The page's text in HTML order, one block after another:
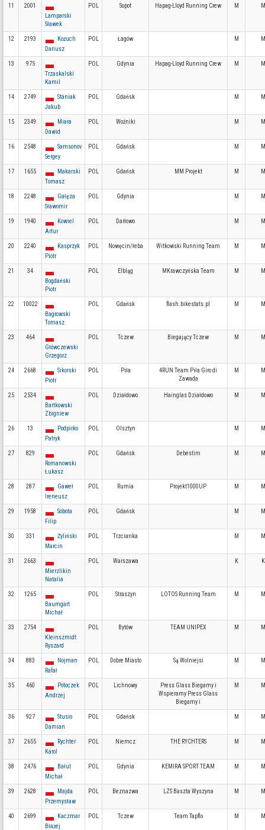
11
2001
Lamparski
Sławek
POL Sopot Hapag-Lloyd Running Crew M
12 2193
Kożuch
Dariusz
POL Łagów M
13
975
Trzaskalski
Kamil
POL Gdynia Hapag-Lloyd Running Crew M
14 2749
Staniak
Jakub
POL Gdańsk M
15 2349
Miara
Dawid
POL Woźniki M
16 2548
Samsonov
Sergey
POL Gdańsk M
17 1655
Makarski
Tomasz
POL Gdańsk MM Projekt M
18 2248
Gałęza
Sławomir
POL Gdynia M
19 1940
Kowiel
Artur
POL Darłowo M
20 2240
Kasprzyk
Piotr
POL Nowęcin/łeba Witkowski Running Team M
21
34
Bogdański
Piotr
POL Elbląg MKrawczyńska Team M
22
10022
Bagrowski
Tomasz
POL Gdańsk flash.bikestats.pl M
23
464
Główczewski
Grzegorz
POL Tczew Biegający Tczew M
24 2668
Sikorski
Piotr
POL Piła
4RUN Team Piła Giro di
Zawada
M
25
2534
Bartkowski
Zbigniew
POL Działdowo Hainglas Działdowo M
26 13
Podpirko
Patryk
POL Olsztyn M
27
829
Romanowski
Łukasz
POL Gdańsk Debestim M
28 287
Gaweł
Ireneusz
POL Rumia Projekt1000UP M
29 1958
Sobota
Filip
POL Gdańsk M
30 331
Żyliński
Marcin
POL Trzcianka M
31
2663
Mierzlikin
Natalia
POL Warszawa K
32
1265
Baumgart
Michał
POL Straszyn LOTOS Running Team M
33
2754
Kleinszmidt
Ryszard
POL Bytów TEAM UNIPEX M
34 883
Nojman
Rafał
POL Dobre Miasto Są Wolniejsi M
35 460
Potoczek
Andrzej
POL Lichnowy
Press Glass Biegamy i
Wspieramy Press Glass
Biegamy i
M
36 927
Stusio
Damian
POL Gdańsk M
37 2655
Rychter
Karol
POL Niemcz THE RYCHTERS M
38 2476
Bałut
Michał
POL Gdynia KEMIRA SPORT TEAM M
39 2628
Majda
Przemysław
POL Beznazwa LZS Baszta Wyszyna M
40 2699
Kaczmar
Błażej
POL Tczew Team Tapflo M